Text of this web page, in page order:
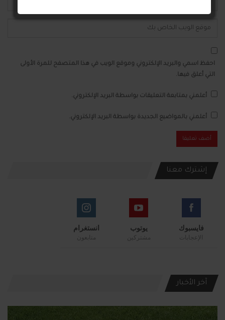
احفظ اسمي والبريد الإلكتروني وموقع الويب في هذا المتصفح للمرة الأولى
التي أعلق فيها.
أعلمني بمتابعة التعليقات بواسطة البريد الإلكتروني.
أعلمني بالمواضيع الجديدة بواسطة البريد الإلكتروني.
إشترك معنا
فايسبوك
الإعجابات
يوتوب
مشتركين
انستغرام
متابعون
آخر الأخبار